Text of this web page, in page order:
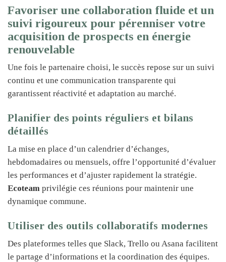
Favoriser une collaboration fluide et un
suivi rigoureux pour pérenniser votre
acquisition de prospects en énergie
renouvelable
Une fois le partenaire choisi, le succès repose sur un suivi
continu et une communication transparente qui
garantissent réactivité et adaptation au marché.
Planifier des points réguliers et bilans
détaillés
La mise en place d’un calendrier d’échanges,
hebdomadaires ou mensuels, offre l’opportunité d’évaluer
les performances et d’ajuster rapidement la stratégie.
Ecoteam privilégie ces réunions pour maintenir une
dynamique commune.
Utiliser des outils collaboratifs modernes
Des plateformes telles que Slack, Trello ou Asana facilitent
le partage d’informations et la coordination des équipes.